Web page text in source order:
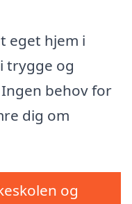
eget hjem i
trygge og
behov for
dig om
og